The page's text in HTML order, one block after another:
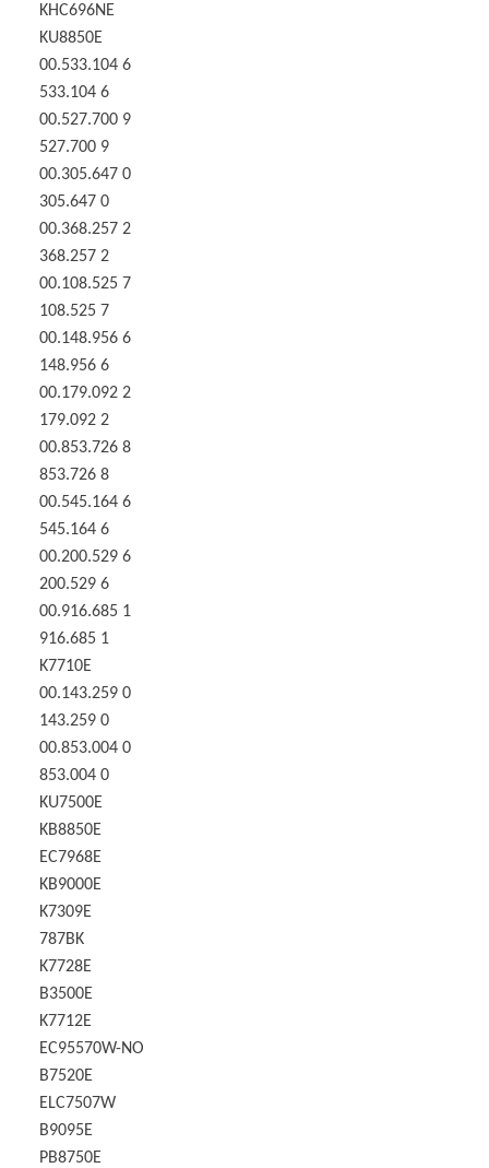
KHC696NE
KU8850E
00.533.104 6
533.104 6
00.527.700 9
527.700 9
00.305.647 0
305.647 0
00.368.257 2
368.257 2
00.108.525 7
108.525 7
00.148.956 6
148.956 6
00.179.092 2
179.092 2
00.853.726 8
853.726 8
00.545.164 6
545.164 6
00.200.529 6
200.529 6
00.916.685 1
916.685 1
K7710E
00.143.259 0
143.259 0
00.853.004 0
853.004 0
KU7500E
KB8850E
EC7968E
KB9000E
K7309E
787BK
K7728E
B3500E
K7712E
EC95570W-NO
B7520E
ELC7507W
B9095E
PB8750E